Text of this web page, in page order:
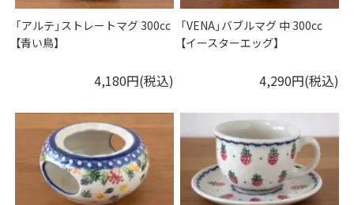
「アルテ」ストレートマグ 300cc
【青い鳥】
4,180円(税込)
「VENA」バブルマグ 中 300cc
【イースターエッグ】
4,290円(税込)